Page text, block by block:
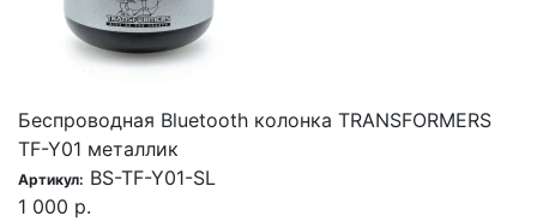
Беспроводная Bluetooth колонка TRANSFORMERS
TF-Y01 металлик
Артикул: BS-TF-Y01-SL
1 000 р.